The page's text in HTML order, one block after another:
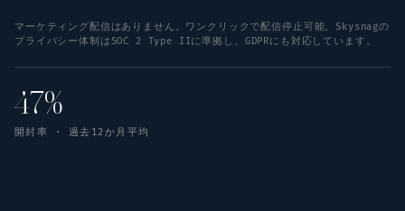
マーケティング配信はありません。ワンクリックで配信停止可能。Skysnagの
プライバシー体制はSOC 2 Type IIに準拠し、GDPRにも対応しています。
47%
開封率 · 過去12か月平均